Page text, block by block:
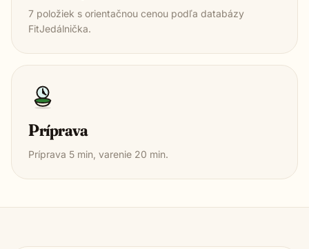
7 položiek s orientačnou cenou podľa databázy
FitJedálnička.
Príprava
Príprava 5 min, varenie 20 min.